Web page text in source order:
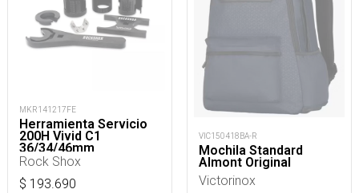
MKR141217FE
Herramienta Servicio
200H Vivid C1
36/34/46mm
Rock Shox
$ 193.690
VIC150418BA-R
Mochila Standard
Almont Original
Victorinox